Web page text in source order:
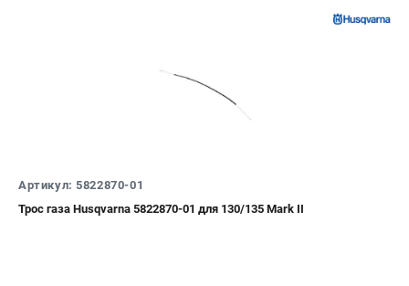
Артикул: 5822870-01
Трос газа Husqvarna 5822870-01 для 130/135 Mark II